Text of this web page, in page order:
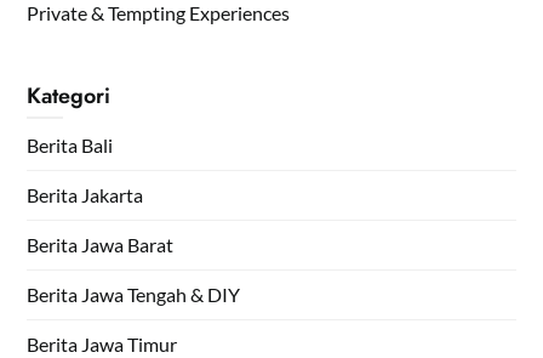
Private & Tempting Experiences
Kategori
Berita Bali
Berita Jakarta
Berita Jawa Barat
Berita Jawa Tengah & DIY
Berita Jawa Timur